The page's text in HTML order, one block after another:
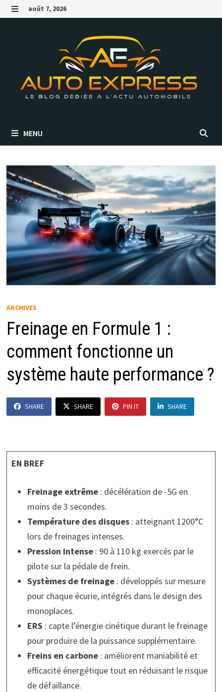
Passer
au MENU
août 7, 2026
MENU
ARCHIVES
Freinage en Formule 1 :
comment fonctionne un
système haute performance ?
SHARE SHARE PIN IT SHARE
EN BREF
Freinage extrême: décélération de -5G en
moins de 3 secondes.
Température des disques: atteignant 1200°C
lors de freinages intenses.
Pression intense: 90 à 110 kg exercés par le
pilote sur la pédale de frein.
Systèmes de freinage: développés sur mesure
pour chaque écurie, intégrés dans le design des
monoplaces.
ERS : capte l’énergie cinétique durant le freinage
pour produire de la puissance supplémentaire.
Freins en carbone: améliorent maniabilité et
efficacité énergétique tout en réduisant le risque
de défaillance.